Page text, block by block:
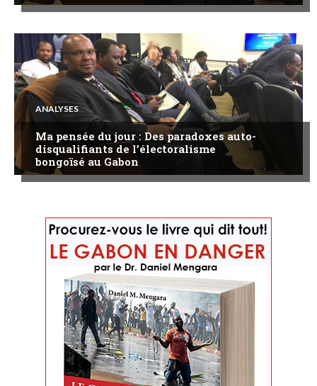
ANALYSES
Ma pensée du jour : Des paradoxes auto-
disqualifiants de l’électoralisme
bongoïsé au Gabon